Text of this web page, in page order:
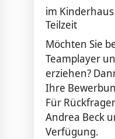
im
Teilzeit
Möchten Sie
Teamplayer
erziehen?
Ihre
Für
Andrea Beck
Verfügung.